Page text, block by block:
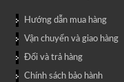
Hướng dẫn mua hàng
Vận chuyển và giao hàng
Đổi và trả hàng
Chính sách bảo hành